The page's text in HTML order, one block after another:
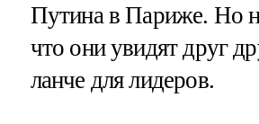
Путина в Париже. Но
что они увидят друг
ланче для лидеров.